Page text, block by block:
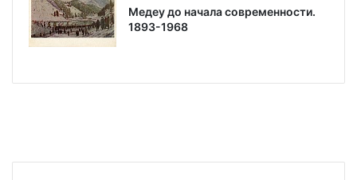
Медеу до начала современности.
1893-1968